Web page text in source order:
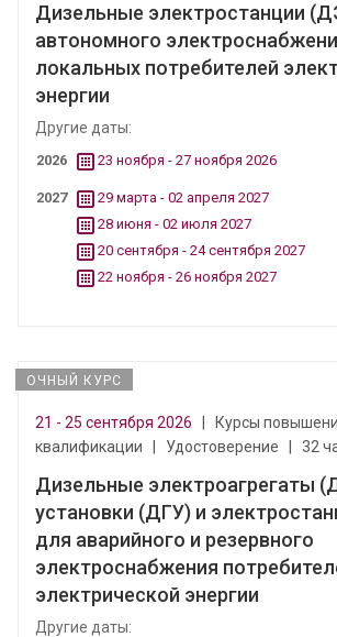
Дизельные электростанции
автономного
локальных потребителей
энергии
Другие даты:
2026 23 ноября - 27 ноября 2026
2027
29 марта - 02 апреля 2027
28 июня - 02 июля 2027
20 сентября - 24 сентября 2027
22 ноября - 26 ноября 2027
ОЧНЫЙ КУРС
21 - 25 сентября 2026
Курсы
квалификации
Удостоверение 32
Дизельные электроагрегаты
установки (ДГУ) и
для аварийного и резервного
электроснабжения
электрической энергии
Другие даты: